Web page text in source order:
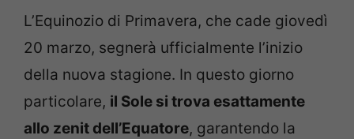
L’Equinozio di Primavera, che cade giovedì
20 marzo, segnerà ufficialmente l’inizio
della nuova stagione. In questo giorno
particolare, il Sole si trova esattamente
allo zenit dell’Equatore, garantendo la